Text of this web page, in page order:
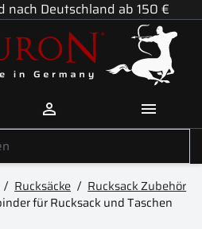
nach Deutschland ab 150 €
 
Rucksäcke
Rucksack Zubehör
für Rucksack und Taschen